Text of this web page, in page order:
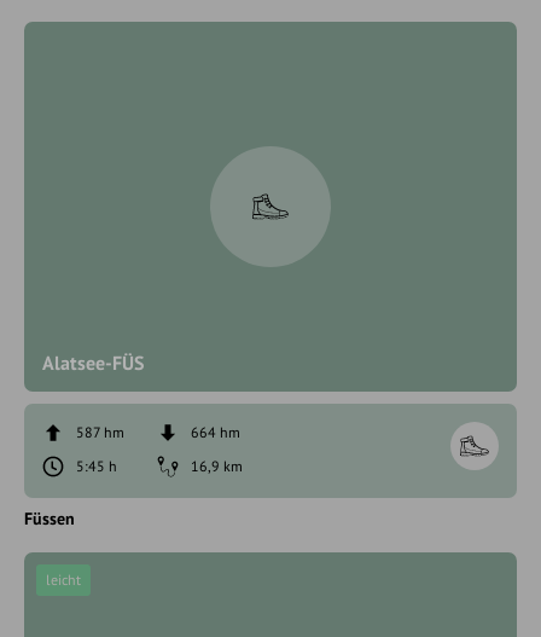
Alatsee-FÜS
587 hm
664 hm
5:45 h
16,9 km
Füssen
leicht